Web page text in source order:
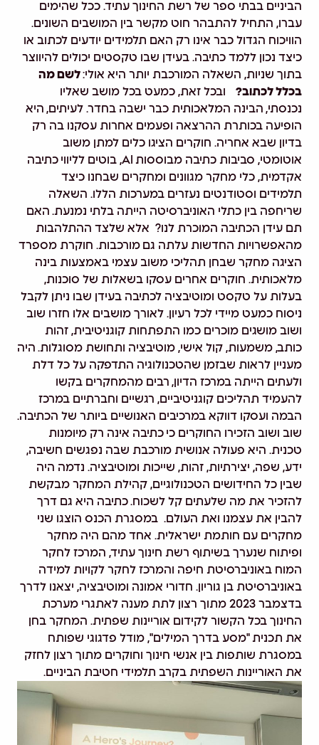
הביניים בבתי ספר של רשת החינוך עתיד. ככל שהימים
עברו, התחיל להתבהר חוט מקשר בין המושבים השונים.
הוויכוח הגדול כבר אינו רק האם תלמידים יודעים לכתוב או
כיצד נכון ללמד כתיבה. בעידן שבו טקסטים יכולים להיווצר
בתוך שניות, השאלה המורכבת יותר היא אולי:לשם מה
בכלל לכתוב?
ובכל זאת, כמעט בכל מושב שאליו
נכנסתי, הבינה המלאכותית כבר ישבה בחדר. לעיתים, היא
הופיעה בכותרת ההרצאה ופעמים אחרות עסקנו בה רק
בדיון שבא אחריה. חוקרים הציגו כלים למתן משוב
אוטומטי, סביבות כתיבה מבוססות AI, בוטים לליווי כתיבה
אקדמית, כלי מחקר מגוונים ומחקרים שבחנו כיצד
תלמידים וסטודנטים נעזרים במערכות הללו. השאלה
שריחפה בין כתלי האוניברסיטה הייתה בלתי נמנעת. האם
תם עידן הכתיבה המוכרת לנו? אלא שלצד ההתלהבות
מהאפשרויות החדשות עלתה גם מורכבות. חוקרת מספרד
הציגה מחקר שבחן תהליכי משוב עצמי באמצעות בינה
מלאכותית. חוקרים אחרים עסקו בשאלות של סוכנות,
בעלות על טקסט ומוטיבציה לכתיבה בעידן שבו ניתן לקבל
ניסוח כמעט מיידי לכל רעיון. לאורך מושבים אלו חזרו שוב
ושוב מושגים מוכרים כמו התפתחות קוגניטיבית, זהות
כותב, משמעות, קול אישי, מוטיבציה ותחושת מסוגלות. היה
מעניין לראות שבזמן שהטכנולוגיה התדפקה על כל דלת
ולעתים הייתה במרכז הדיון, רבים מהמחקרים בקשו
להעמיד תהליכים קוגניטיביים, רגשיים וחברתיים במרכז
הבמה ועסקו דווקא במרכיבים האנושיים ביותר של הכתיבה.
שוב ושוב הזכירו החוקרים כי כתיבה אינה רק מיומנות
טכנית. היא פעולה אנושית מורכבת שבה נפגשים חשיבה,
ידע, שפה, יצירתיות, זהות, שייכות ומוטיבציה. נדמה היה
שבין כל החידושים הטכנולוגיים, קהילת המחקר מבקשת
להזכיר את מה שלעתים קל לשכוח.כתיבה היא גם דרך
להבין את עצמנו ואת העולם. במסגרת הכנס הוצגו שני
מחקרים עם חותמת ישראלית. אחד מהם היה מחקר
ופיתוח שנערך בשיתוף רשת חינוך עתיד, המרכז לחקר
המוח באוניברסיטת חיפה והמרכז לחקר לקויות למידה
באוניברסיטת בן גוריון. חדורי אמונה ומוטיבציה, יצאנו לדרך
בדצמבר 2023 מתוך רצון לתת מענה לאתגרי מערכת
החינוך בכל הקשור לקידום אוריינות שפתית. המחקר בחן
את תכנית "מסע בדרך המילים", מודל פדגוגי שפותח
במסגרת שותפות בין אנשי חינוך וחוקרים מתוך רצון לחזק
את האוריינות השפתית בקרב תלמידי חטיבת הביניים.